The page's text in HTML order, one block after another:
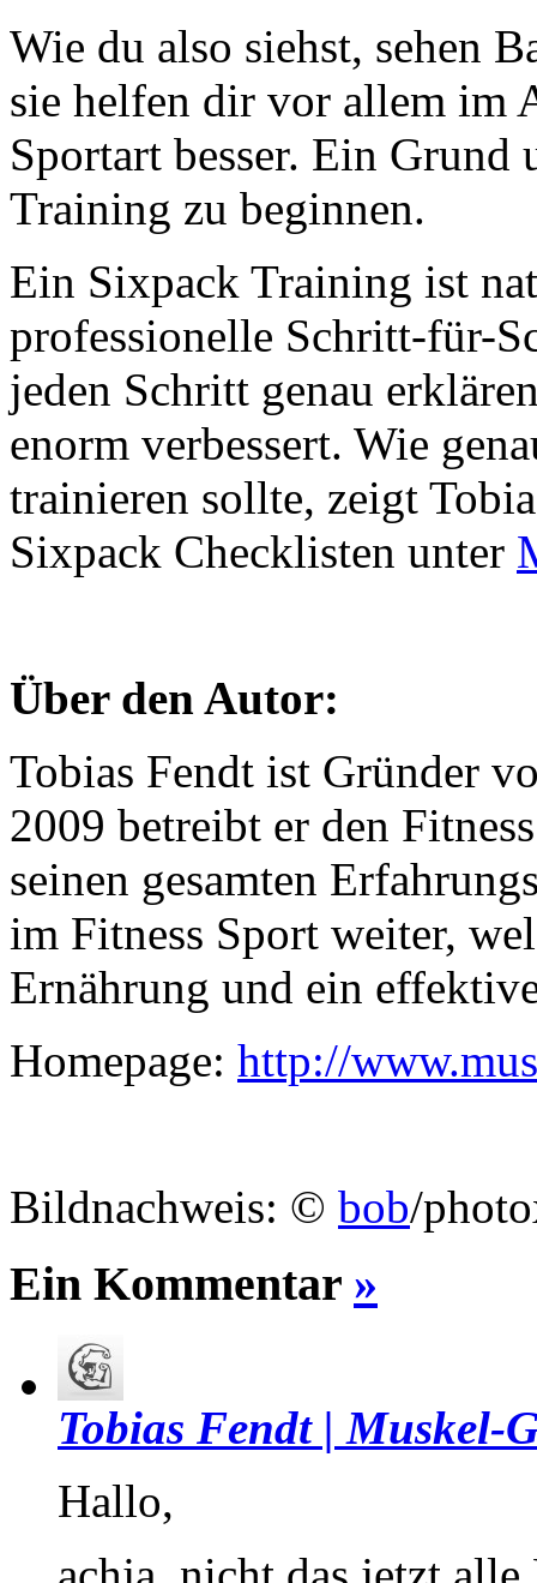
Wie du also siehst, sehen
sie helfen dir vor allem im
Sportart besser. Ein
Training zu beginnen.
Ein Sixpack Training ist
professionelle Schritt-für-
jeden Schritt genau
enorm verbessert. Wie
trainieren sollte, zeigt
Sixpack Checklisten unter
Über den Autor:
Tobias Fendt ist Gründer
2009 betreibt er den
seinen gesamten
im Fitness Sport weiter,
Ernährung und ein
Homepage: http://
Bildnachweis: © bob/
Ein Kommentar »
Tobias Fendt | Muskel-
Hallo,